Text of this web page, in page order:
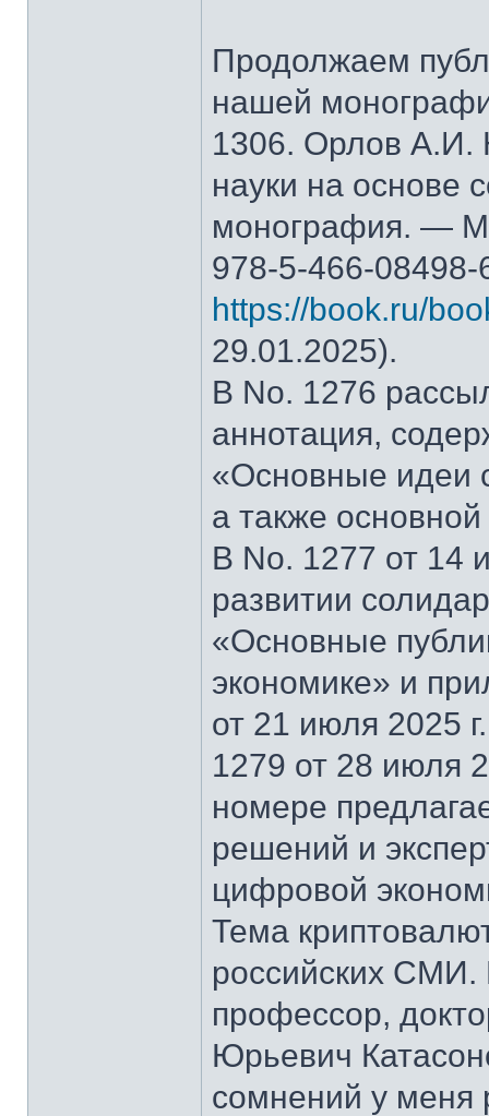
Продолжаем
нашей
1306. Орлов А.И.
науки на основе
монография. —
978-5-466-
https://book.ru/
29.01.2025).
В No. 1276
аннотация,
«Основные идеи
а также
В No. 1277 от 14
развитии
«Основные
экономике» и
от 21 июля 2025
1279 от 28 июля
номере
решений и
цифровой
Тема
российских СМИ.
профессор,
Юрьевич
сомнений у меня